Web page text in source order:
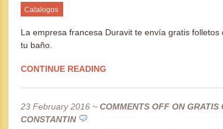
Catalogos
La empresa francesa Duravit te envía gratis
tu baño.
CONTINUE READING
23 February 2016 ~ COMMENTS OFF ON GRATIS
CONSTANTIN